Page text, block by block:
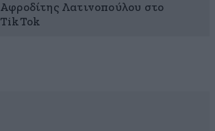
Αφροδίτης Λατινοπούλου στο
TikTok